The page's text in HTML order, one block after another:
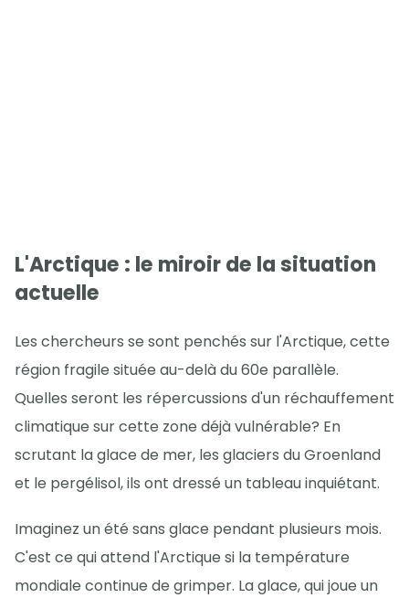
L'Arctique : le miroir de la situation
actuelle
Les chercheurs se sont penchés sur l'Arctique, cette
région fragile située au-delà du 60e parallèle.
Quelles seront les répercussions d'un réchauffement
climatique sur cette zone déjà vulnérable? En
scrutant la glace de mer, les glaciers du Groenland
et le pergélisol, ils ont dressé un tableau inquiétant.
Imaginez un été sans glace pendant plusieurs mois.
C'est ce qui attend l'Arctique si la température
mondiale continue de grimper. La glace, qui joue un